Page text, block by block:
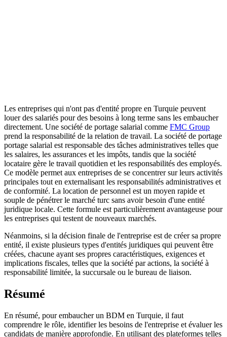
Les entreprises qui n'ont pas d'entité propre en Turquie peuvent
louer des salariés pour des besoins à long terme sans les embaucher
directement. Une société de portage salarial comme FMC Group
prend la responsabilité de la relation de travail. La société de portage
portage salarial est responsable des tâches administratives telles que
les salaires, les assurances et les impôts, tandis que la société
locataire gère le travail quotidien et les responsabilités des employés.
Ce modèle permet aux entreprises de se concentrer sur leurs activités
principales tout en externalisant les responsabilités administratives et
de conformité. La location de personnel est un moyen rapide et
souple de pénétrer le marché turc sans avoir besoin d'une entité
juridique locale. Cette formule est particulièrement avantageuse pour
les entreprises qui testent de nouveaux marchés.
Néanmoins, si la décision finale de l'entreprise est de créer sa propre
entité, il existe plusieurs types d'entités juridiques qui peuvent être
créées, chacune ayant ses propres caractéristiques, exigences et
implications fiscales, telles que la société par actions, la société à
responsabilité limitée, la succursale ou le bureau de liaison.
Résumé
En résumé, pour embaucher un BDM en Turquie, il faut
comprendre le rôle, identifier les besoins de l'entreprise et évaluer les
candidats de manière approfondie. En utilisant des plateformes telles